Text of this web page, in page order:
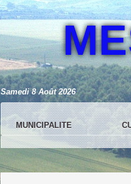
Samedi 8 Août 2026
MUNICIPALITE